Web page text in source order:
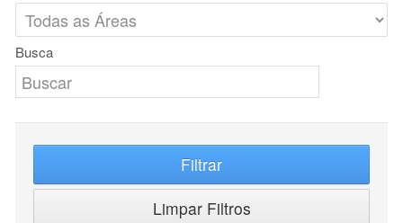
Busca
Filtrar
Limpar Filtros